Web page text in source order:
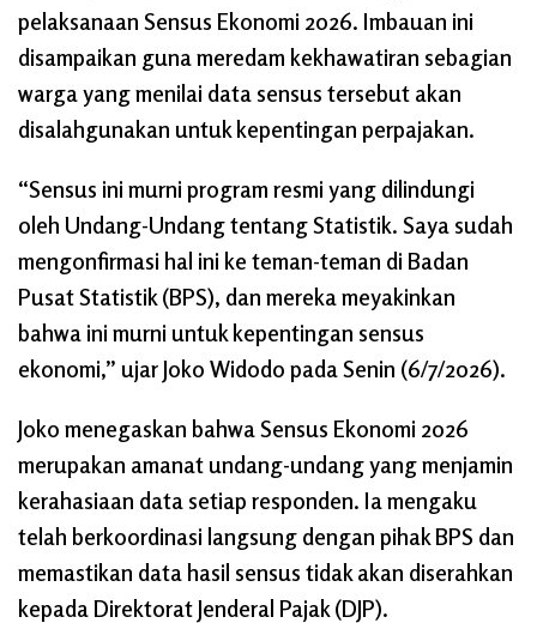
pelaksanaan Sensus Ekonomi 2026. Imbauan ini
disampaikan guna meredam kekhawatiran sebagian
warga yang menilai data sensus tersebut akan
disalahgunakan untuk kepentingan perpajakan.
“Sensus ini murni program resmi yang dilindungi
oleh Undang-Undang tentang Statistik. Saya sudah
mengonfirmasi hal ini ke teman-teman di Badan
Pusat Statistik (BPS), dan mereka meyakinkan
bahwa ini murni untuk kepentingan sensus
ekonomi,” ujar Joko Widodo pada Senin (6/7/2026).
Joko menegaskan bahwa Sensus Ekonomi 2026
merupakan amanat undang-undang yang menjamin
kerahasiaan data setiap responden. Ia mengaku
telah berkoordinasi langsung dengan pihak BPS dan
memastikan data hasil sensus tidak akan diserahkan
kepada Direktorat Jenderal Pajak (DJP).